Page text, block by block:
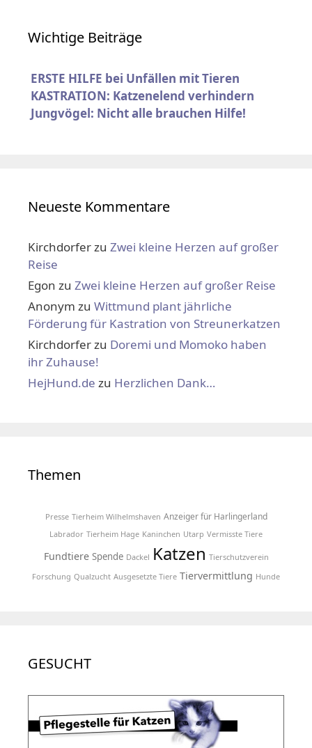
Wichtige Beiträge
ERSTE HILFE bei Unfällen mit Tieren
KASTRATION: Katzenelend verhindern
Jungvögel: Nicht alle brauchen Hilfe!
Neueste Kommentare
Kirchdorferzu Zwei kleine Herzen auf großer
Reise
Egon zu Zwei kleine Herzen auf großer Reise
Anonym zu Wittmund plant jährliche
Förderung für Kastration von Streunerkatzen
Kirchdorferzu Doremi und Momoko haben
ihr Zuhause!
HejHund.de zu Herzlichen Dank…
Themen
Presse Tierheim Wilhelmshaven Anzeiger für Harlingerland
Labrador Tierheim Hage Kaninchen Utarp Vermisste Tiere
Fundtiere Spende Dackel Katzen Tierschutzverein
Forschung Qualzucht Ausgesetzte Tiere Tiervermittlung Hunde
GESUCHT